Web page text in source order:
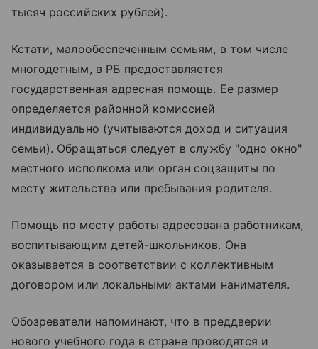
тысяч российских рублей).
Кстати, малообеспеченным семьям, в том числе
многодетным, в РБ предоставляется
государственная адресная помощь. Ее размер
определяется районной комиссией
индивидуально (учитываются доход и ситуация
семьи). Обращаться следует в службу "одно окно"
местного исполкома или орган соцзащиты по
месту жительства или пребывания родителя.
Помощь по месту работы адресована работникам,
воспитывающим детей-школьников. Она
оказывается в соответствии с коллективным
договором или локальными актами нанимателя.
Обозреватели напоминают, что в преддверии
нового учебного года в стране проводятся и